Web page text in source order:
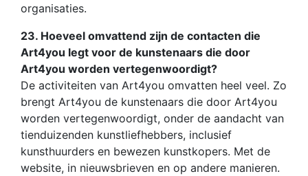
organisaties.
23. Hoeveel omvattend zijn de contacten die
Art4you legt voor de kunstenaars die door
Art4you worden vertegenwoordigt?
De activiteiten van Art4you omvatten heel veel. Zo
brengt Art4you de kunstenaars die door Art4you
worden vertegenwoordigt, onder de aandacht van
tienduizenden kunstliefhebbers, inclusief
kunsthuurders en bewezen kunstkopers. Met de
website, in nieuwsbrieven en op andere manieren.